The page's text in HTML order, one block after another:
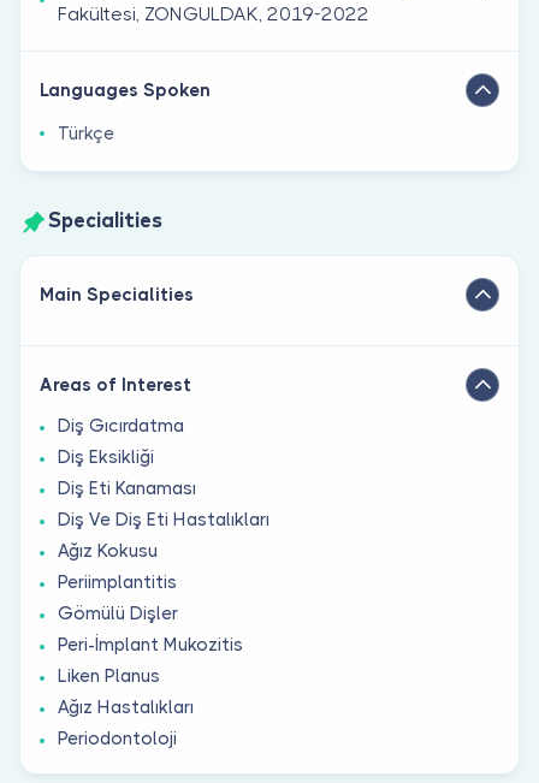
Fakültesi, ZONGULDAK, 2019-2022
Languages Spoken
Türkçe
Specialities
Main Specialities
Areas of Interest
Diş Gıcırdatma
Diş Eksikliği
Diş Eti Kanaması
Diş Ve Diş Eti Hastalıkları
Ağız Kokusu
Periimplantitis
Gömülü Dişler
Peri-İmplant Mukozitis
Liken Planus
Ağız Hastalıkları
Periodontoloji